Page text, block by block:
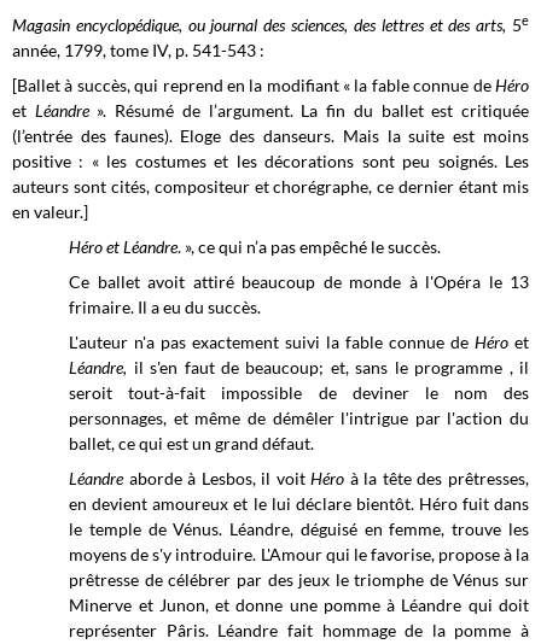
Magasin encyclopédique, ou journal des sciences, des lettres et des arts, 5e
année, 1799, tome IV, p. 541-543 :
[Ballet à succès, qui reprend en la modifiant « la fable connue deHéro
et Léandre». Résumé de l’argument. La fin du ballet est critiquée
(l’entrée des faunes). Eloge des danseurs. Mais la suite est moins
positive : « les costumes et les décorations sont peu soignés. Les
auteurs sont cités, compositeur et chorégraphe, ce dernier étant mis
en valeur.]
Héro et Léandre. », ce qui n’a pas empêché le succès.
Ce ballet avoit attiré beaucoup de monde à l'Opéra le 13
frimaire. Il a eu du succès.
L'auteur n'a pas exactement suivi la fable connue deHéro et
Léandre, il s'en faut de beaucoup; et, sans le programme , il
seroit tout-à-fait impossible de deviner le nom des
personnages, et même de démêler l'intrigue par l'action du
ballet, ce qui est un grand défaut.
Léandreaborde à Lesbos, il voitHéro à la tête des prêtresses,
en devient amoureux et le lui déclare bientôt. Héro fuit dans
le temple de Vénus. Léandre, déguisé en femme, trouve les
moyens de s'y introduire. L'Amour qui le favorise, propose à la
prêtresse de célébrer par des jeux le triomphe de Vénus sur
Minerve et Junon, et donne une pomme à Léandre qui doit
représenter Pâris. Léandre fait hommage de la pomme à